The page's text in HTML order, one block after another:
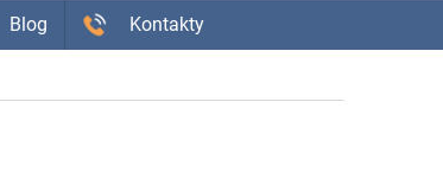
Blog Kontakty